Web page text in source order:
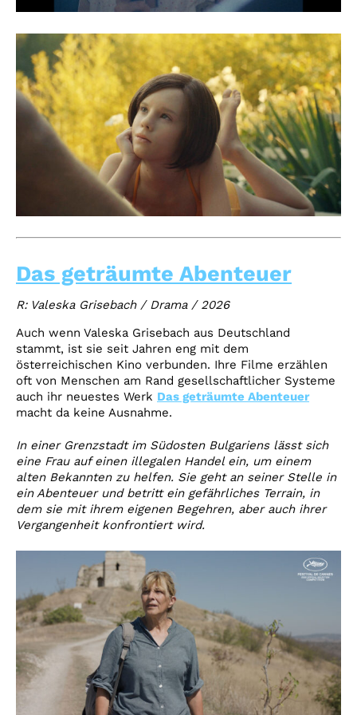
Das geträumte Abenteuer
R: Valeska Grisebach / Drama / 2026
Auch wenn Valeska Grisebach aus Deutschland
stammt, ist sie seit Jahren eng mit dem
österreichischen Kino verbunden. Ihre Filme erzählen
oft von Menschen am Rand gesellschaftlicher Systeme
auch ihr neuestes Werk Das geträumte Abenteuer
macht da keine Ausnahme.
In einer Grenzstadt im Südosten Bulgariens lässt sich
eine Frau auf einen illegalen Handel ein, um einem
alten Bekannten zu helfen. Sie geht an seiner Stelle in
ein Abenteuer und betritt ein gefährliches Terrain, in
dem sie mit ihrem eigenen Begehren, aber auch ihrer
Vergangenheit konfrontiert wird.